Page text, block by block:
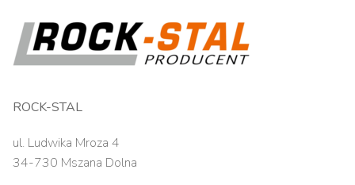
ROCK-STAL
ul. Ludwika Mroza 4
34-730 Mszana Dolna